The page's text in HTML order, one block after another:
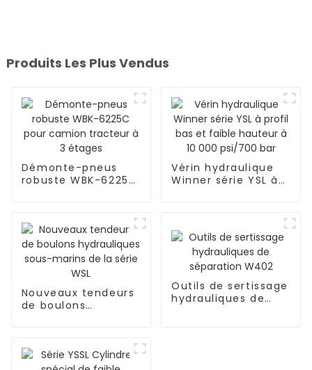
Produits Les Plus Vendus
Démonte-pneus
robuste WBK-6225C
Vérin hydraulique
Winner série YSL à
Nouveaux tendeurs
de boulons
Outils de sertissage
hydrauliques de